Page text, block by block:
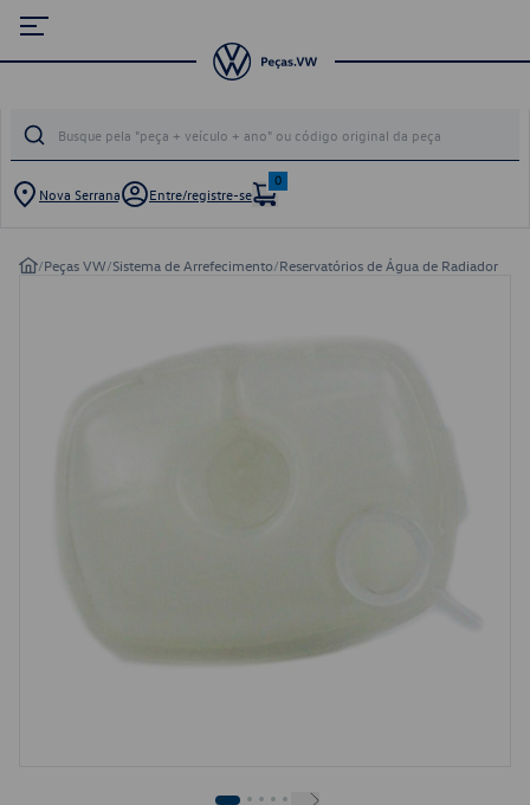
Nova Serrana Entre/registre-se
0
/Peças VW/Sistema de Arrefecimento/Reservatórios de Água de Radiador